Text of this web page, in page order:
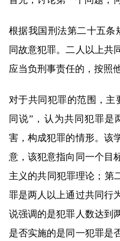
根据我国刑法第二十五条
同故意犯罪。二人以上共
应当负刑事责任的，按照
对于共同犯罪的范围，主
同说”，认为共同犯罪是
害，构成犯罪的情形。该
意，该犯意指向同一个目
主义的共同犯罪理论；第
罪是两人以上通过共同行
说强调的是犯罪人数达到
是否实施的是同一犯罪是